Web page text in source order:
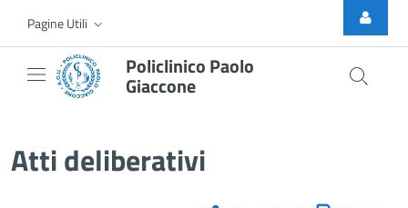
Skip to Main Content
Pagine Utili
Policlinico Paolo
Giaccone
Atti deliberativi